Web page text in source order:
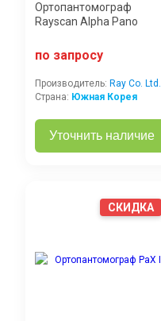
Ортопантомограф
Rayscan Alpha Pano
по запросу
Производитель: Ray Co. Ltd.
Страна: Южная Корея
Уточнить наличие
СКИДКА